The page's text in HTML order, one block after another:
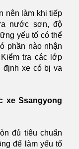
nên làm khi tiếp
nước sơn, độ
yếu tố có thể
phần nào nhận
tra các lớp
định xe có bị va
xe Ssangyong
đủ tiêu chuẩn
để làm yếu tố